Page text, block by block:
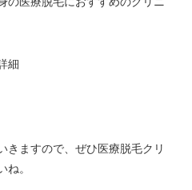
細
きますので、ぜひ医療脱毛クリ
ね。